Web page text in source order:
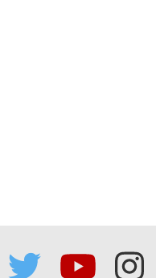
Acessar